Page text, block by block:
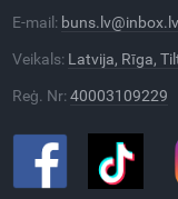
E-mail: buns.lv@inbox.lv
Veikals: Latvija, Rīga,
Reģ. Nr:40003109229